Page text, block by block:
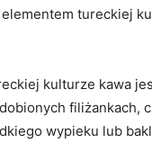
elementem tureckiej
kulturze kawa‍
filiżankach,⁢
wypieku lub​